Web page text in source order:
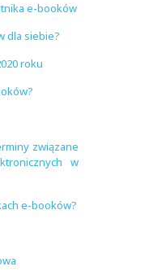
e-booków
dla siebie?
roku
związane
w
e-booków?